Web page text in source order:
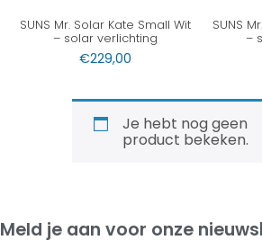
SUNS Mr. Solar Kate Small Wit
– solar verlichting
€229,00
SUNS
–
Je hebt nog geen
product bekeken.
Meld je aan voor onze